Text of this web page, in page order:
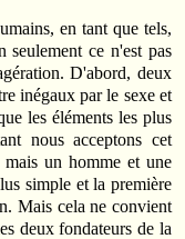
en tant que tels,
seulement ce n'est pas
D'abord, deux
inégaux par le sexe et
les éléments les plus
nous acceptons cet
un homme et une
simple et la première
Mais cela ne convient
deux fondateurs de la